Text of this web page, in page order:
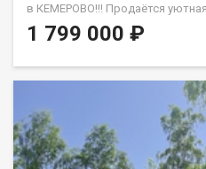
в КЕМЕРОВО!!! Продаётся
тихом и спокойном месте
центра!Дом тёплый, рядом
комнаты (большой трамвай)—
Пластиковые
выполнен капитальный
дома: магазины и пункты
«Пятерочка»,— Рядом
1 799 000 ₽